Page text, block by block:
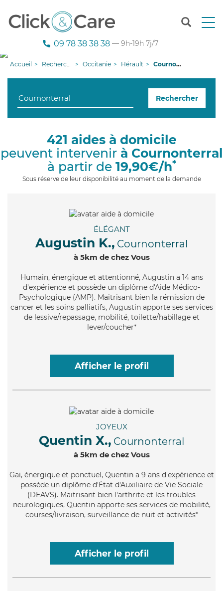
T
n
g
i
09 78 38 38 38 — 9h-19h 7j/7
Accueil Recherche aide à domicile Occitanie Hérault Cournonterral
Rechercher
421 aides à domicile
peuvent intervenir à Cournonterral
à partir de 19,90€/h*
Sous réserve de leur disponibilité au moment de la demande
ÉLÉGANT
Augustin K., Cournonterral
à 5km de chez Vous
Humain, énergique et attentionné, Augustin a 14 ans
d'expérience et possède un diplôme d'Aide Médico-
Psychologique (AMP). Maitrisant bien la rémission de
cancer et les soins palliatifs, Augustin apporte ses services
de lessive/repassage, mobilité, toilette/habillage et
lever/coucher*
Afficher le profil
JOYEUX
Quentin X., Cournonterral
à 5km de chez Vous
Gai, énergique et ponctuel, Quentin a 9 ans d'expérience et
possède un diplôme d'État d'Auxiliaire de Vie Sociale
(DEAVS). Maitrisant bien l'arthrite et les troubles
neurologiques, Quentin apporte ses services de mobilité,
courses/livraison, surveillance de nuit et activités*
Afficher le profil